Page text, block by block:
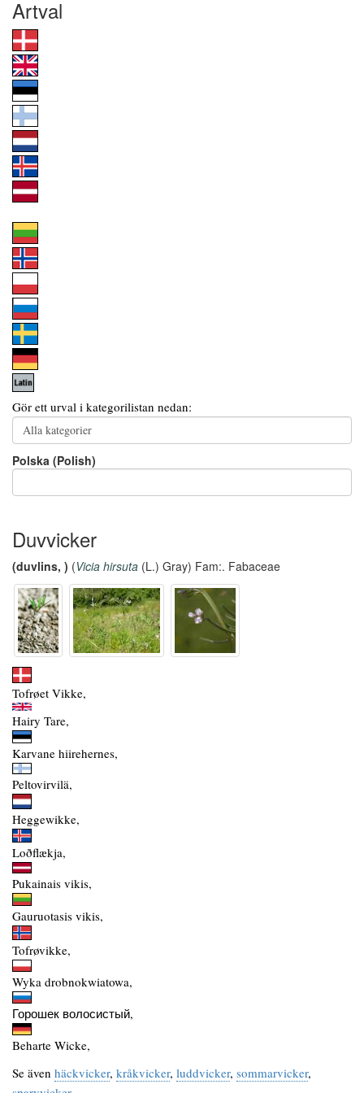
Artval
Gör ett urval i kategorilistan nedan:
Polska (Polish)
Duvvicker
(duvlins, ) (Vicia hirsuta (L.) Gray) Fam:. Fabaceae
Tofrøet Vikke,
Hairy Tare,
Karvane hiirehernes,
Peltovirvilä,
Heggewikke,
Loðflækja,
Pukainais vikis,
Gauruotasis vikis,
Tofrøvikke,
Wyka drobnokwiatowa,
Горошек волосистый,
Beharte Wicke,
Se även häckvicker, kråkvicker, luddvicker, sommarvicker,